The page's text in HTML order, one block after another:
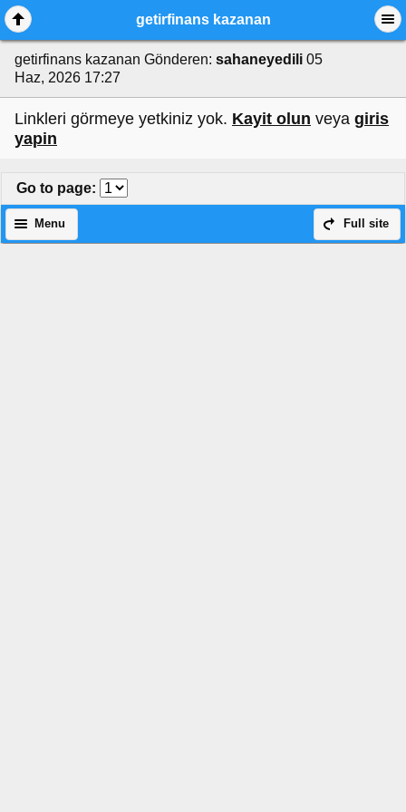
getirfinans kazanan
getirfinans kazanan Gönderen: sahaneyedili 05
Haz, 2026 17:27
Linkleri görmeye yetkiniz yok. Kayit olun veya giris
yapin
Go to page:
Full site
Menu